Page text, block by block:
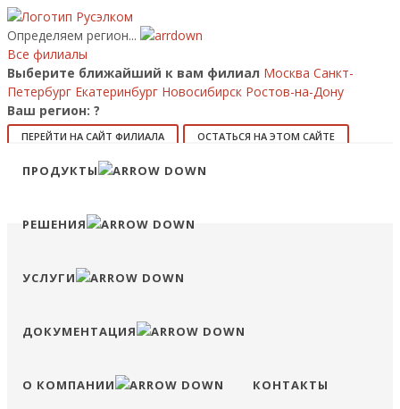
Определяем регион...
Все филиалы
Выберите ближайший к вам филиал Москва Санкт-
Петербург Екатеринбург Новосибирск Ростов-на-Дону
Ваш регион: ?
ПЕРЕЙТИ НА САЙТ ФИЛИАЛА ОСТАТЬСЯ НА ЭТОМ САЙТЕ
Позвонить
Сравнение
ПРОДУКТЫ
РЕШЕНИЯ
УСЛУГИ
ДОКУМЕНТАЦИЯ
О КОМПАНИИ КОНТАКТЫ